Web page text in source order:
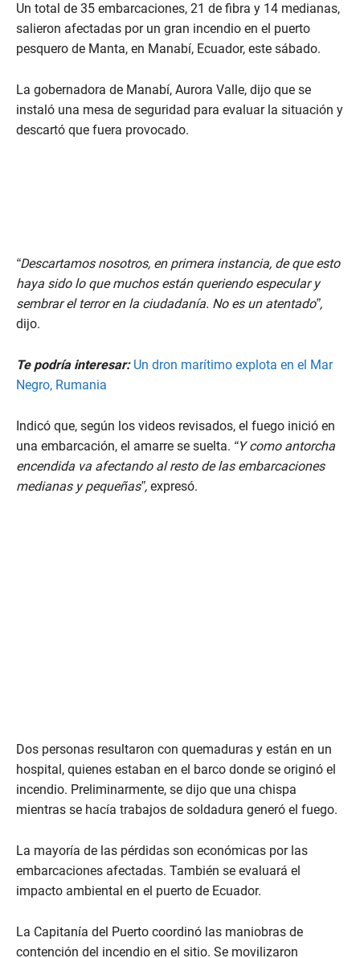
Un total de 35 embarcaciones, 21 de fibra y 14 medianas,
salieron afectadas por un gran incendio en el puerto
pesquero de Manta, en Manabí, Ecuador, este sábado.
La gobernadora de Manabí, Aurora Valle, dijo que se
instaló una mesa de seguridad para evaluar la situación y
descartó que fuera provocado.
“Descartamos nosotros, en primera instancia, de que esto
haya sido lo que muchos están queriendo especular y
sembrar el terror en la ciudadanía. No es un atentado”,
dijo.
Te podría interesar: Un dron marítimo explota en el Mar
Negro, Rumania
Indicó que, según los videos revisados, el fuego inició en
una embarcación, el amarre se suelta. “Y como antorcha
encendida va afectando al resto de las embarcaciones
medianas y pequeñas”, expresó.
Dos personas resultaron con quemaduras y están en un
hospital, quienes estaban en el barco donde se originó el
incendio. Preliminarmente, se dijo que una chispa
mientras se hacía trabajos de soldadura generó el fuego.
La mayoría de las pérdidas son económicas por las
embarcaciones afectadas. También se evaluará el
impacto ambiental en el puerto de Ecuador.
La Capitanía del Puerto coordinó las maniobras de
contención del incendio en el sitio. Se movilizaron